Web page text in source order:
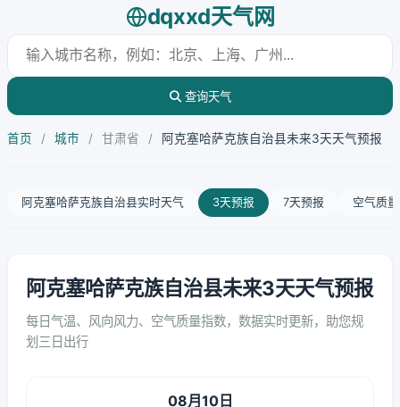
dqxxd天气网
查询天气
首页 / 城市 / 甘肃省 / 阿克塞哈萨克族自治县未来3天天气预报
阿克塞哈萨克族自治县实时天气 3天预报 7天预报 空气质量
阿克塞哈萨克族自治县未来3天天气预报
每日气温、风向风力、空气质量指数，数据实时更新，助您规
划三日出行
08月10日